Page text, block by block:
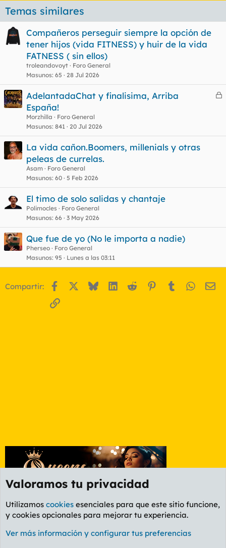
Temas similares
Compañeros perseguir siempre la opción de
tener hijos (vida FITNESS) y huir de la vida
FATNESS ( sin ellos)
troleandovoyt
Foro General
Masunos 65 28 Jul 2026
C
a
AdelantadaChat y finalisima, Arriba
España!
Morzhilla
Foro General
Masunos 841 20 Jul 2026
La vida cañon.Boomers, millenials y otras
peleas de currelas.
Asam
Foro General
Masunos 60 5 Feb 2026
El timo de solo salidas y chantaje
Polimocles
Foro General
Masunos 66 3 May 2026
Que fue de yo (No le importa a nadie)
Pherseo
Foro General
Masunos 95 Lunes a las 03:11
Compartir: Facebook BlueskyLinkedIn
Reddit Pinterest
Tumblr
Enlace
Foro General
Cookies
PL OLDSTYLE AMARILLO
Valoramos tu privacidad
Utilizamos cookies esenciales para que este sitio funcione,
y cookies opcionales para mejorar tu experiencia.
Ver más información y configurar tus preferencias